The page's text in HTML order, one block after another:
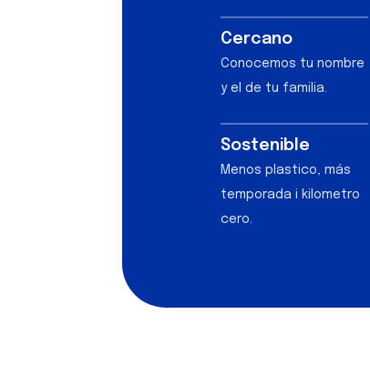
Cercano
Conocemos tu nombre
y el de tu familia.
Sostenible
Menos plastico, más
temporada i kilometro
cero.